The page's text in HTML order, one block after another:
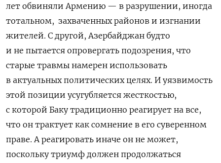
лет обвиняли Армению — в разрушении, иногда
тотальном, захваченных районов и изгнании
жителей. С другой, Азербайджан будто
и не пытается опровергать подозрения, что
старые травмы намерен использовать
в актуальных политических целях. И уязвимость
этой позиции усугубляется жесткостью,
с которой Баку традиционно реагирует на все,
что он трактует как сомнение в его суверенном
праве. А реагировать иначе он не может,
поскольку триумф должен продолжаться